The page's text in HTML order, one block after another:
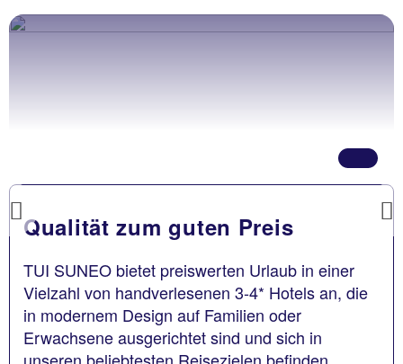
Previous
Qualität zum guten Preis
TUI SUNEO bietet preiswerten Urlaub in einer
Vielzahl von handverlesenen 3-4* Hotels an, die
in modernem Design auf Familien oder
Erwachsene ausgerichtet sind und sich in